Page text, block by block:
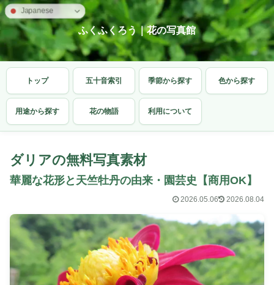
ふくふくろう｜花の写真館
トップ 五十音索引 季節から探す 色から探す
用途から探す 花の物語 利用について
ダリアの無料写真素材
華麗な花形と天竺牡丹の由来・園芸史【商用OK】
2026.05.06 2026.08.04
Japanese